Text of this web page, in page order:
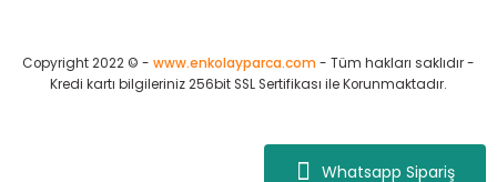
Whatsapp Sipariş
Copyright 2022 © - www.enkolayparca.com - Tüm hakları saklıdır -
Kredi kartı bilgileriniz 256bit SSL Sertifikası ile Korunmaktadır.